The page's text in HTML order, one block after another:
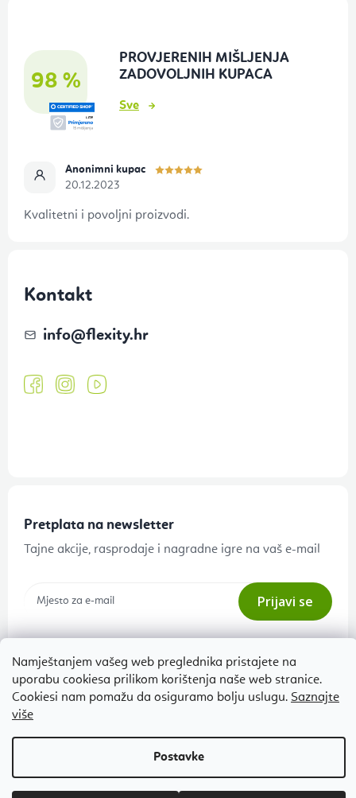
Namještanjem vašeg web preglednika pristajete na
uporabu cookiesa prilikom korištenja naše web stranice.
Cookiesi nam pomažu da osiguramo bolju uslugu. Saznajte
više
98 %
PROVJERENIH MIŠLJENJA
ZADOVOLJNIH KUPACA
Sve
Anonimni kupac
20.12.2023
Kvalitetni i povoljni proizvodi.
Kontakt
info@flexity.hr
Pretplata na newsletter
Tajne akcije, rasprodaje i nagradne igre na vaš e-mail
Prijavi se
Povrat robe, zamjena i